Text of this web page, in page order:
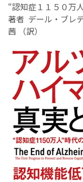
“認知症１１５０万
著者 デール・ブレ
茜 （訳）